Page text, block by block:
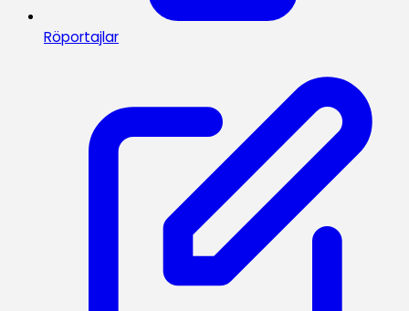
Röportajlar